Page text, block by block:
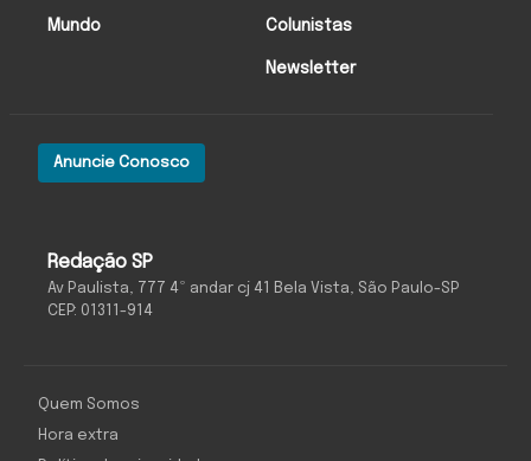
Redação SP
Av Paulista, 777 4º andar cj 41 Bela Vista, São Paulo-SP
CEP: 01311-914
Anuncie Conosco
Mundo Colunistas
Newsletter
Quem Somos
Hora extra